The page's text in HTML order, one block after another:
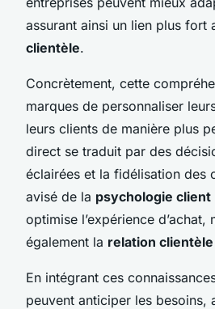
assurant ainsi un lien plus fort
clientèle.
Concrètement, cette
marques de personnaliser
leurs clients de manière plus
direct se traduit par des
éclairées et la fidélisation des
avisé de la psychologie client
optimise l’expérience d’achat,
également la relation clientèle
En intégrant ces
peuvent anticiper les besoins,